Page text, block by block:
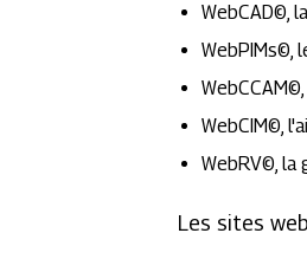
WebCAD©,
WebPIMs©,
WebCIM©,
WebRV©, la
Les sites